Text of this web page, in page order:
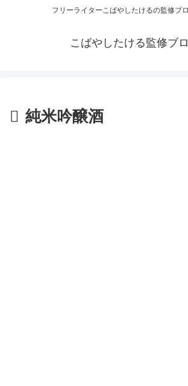
フリーライターこばやしたけるの監修ブロ
こばやしたける監修ブ
純米吟醸酒